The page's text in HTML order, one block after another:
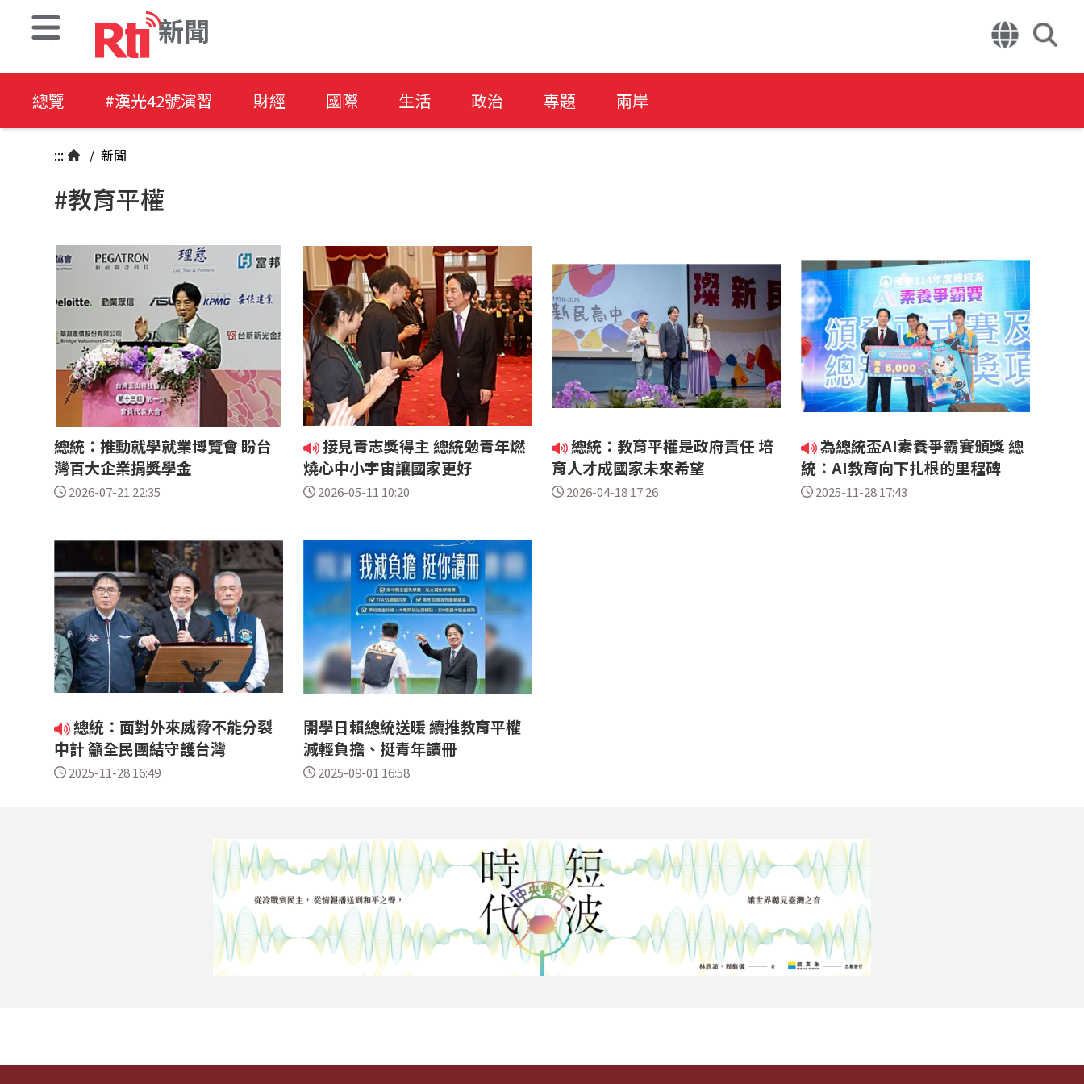
新聞
總覽 #漢光42號演習 財經 國際 生活 政治 專題 兩岸
::: / 新聞
#教育平權
總統：推動就學就業博覽會 盼台
灣百大企業捐獎學金
2026-07-21 22:35
接見青志獎得主 總統勉青年燃
燒心中小宇宙讓國家更好
2026-05-11 10:20
總統：教育平權是政府責任 培
育人才成國家未來希望
2026-04-18 17:26
為總統盃AI素養爭霸賽頒獎 總
統：AI教育向下扎根的里程碑
2025-11-28 17:43
總統：面對外來威脅不能分裂
中計 籲全民團結守護台灣
2025-11-28 16:49
開學日賴總統送暖 續推教育平權
減輕負擔、挺青年讀冊
2025-09-01 16:58